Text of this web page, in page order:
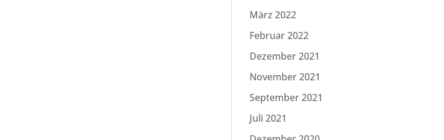
März 2022
Februar 2022
Dezember 2021
November 2021
September 2021
Juli 2021